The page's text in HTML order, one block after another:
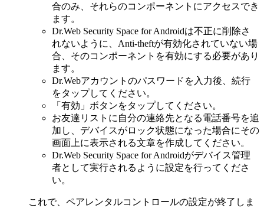
合のみ、それらのコンポーネントにアクセスでき
ます。
Dr.Web Security Space for Androidは不正に削除さ
れないように、Anti-theftが有効化されていない場
合、そのコンポーネントを有効にする必要があり
ます。
Dr.Webアカウントのパスワードを入力後、続行
をタップしてください。
「有効」ボタンをタップしてください。
お友達リストに自分の連絡先となる電話番号を追
加し、デバイスがロック状態になった場合にその
画面上に表示される文章を作成してください。
Dr.Web Security Space for Androidがデバイス管理
者として実行されるように設定を行ってくださ
い。
これで、ペアレンタルコントロールの設定が終了しま